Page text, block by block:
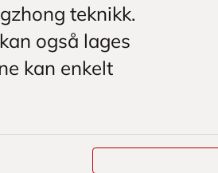
teknikk.
også lages
kan enkelt